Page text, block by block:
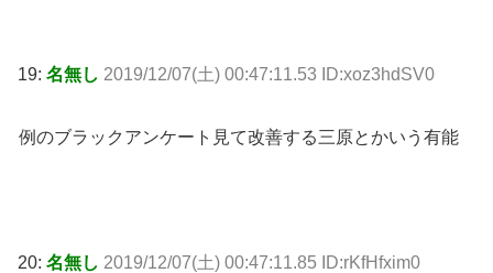
19: 名無し 2019/12/07(土) 00:47:11.53 ID:xoz3hdSV0
例のブラックアンケート見て改善する三原とかいう有能
20: 名無し 2019/12/07(土) 00:47:11.85 ID:rKfHfxim0